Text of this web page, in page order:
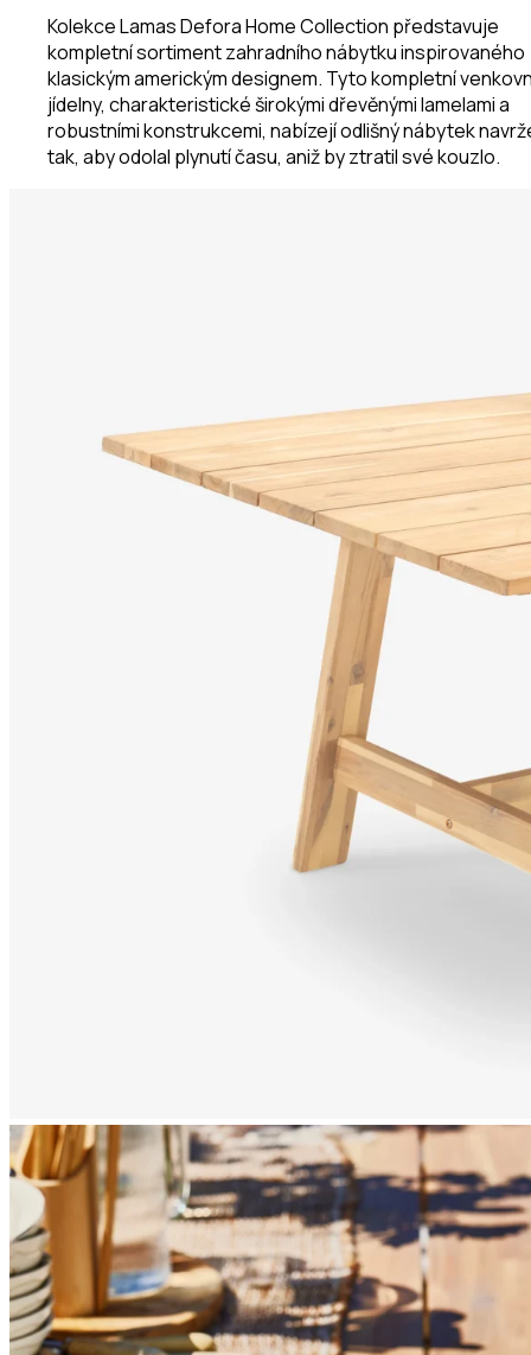
Kolekce Lamas Defora Home Collection představuje
kompletní sortiment zahradního nábytku inspirovaného
klasickým americkým designem. Tyto kompletní
jídelny, charakteristické širokými dřevěnými lamelami a
robustními konstrukcemi, nabízejí odlišný nábytek
tak, aby odolal plynutí času, aniž by ztratil své kouzlo.